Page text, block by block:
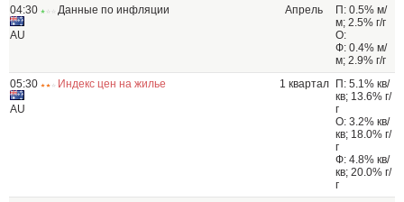
04:30
AU
Данные по инфляции Апрель
П: 0.5% м/
м; 2.5% г/г
О:
Ф: 0.4% м/
м; 2.9% г/г
05:30
AU
Индекс цен на жилье 1 квартал
П: 5.1% кв/
кв; 13.6% г/
г
О: 3.2% кв/
кв; 18.0% г/
г
Ф: 4.8% кв/
кв; 20.0% г/
г